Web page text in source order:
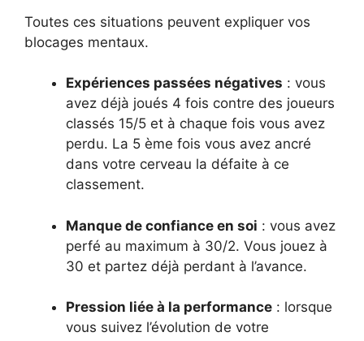
Toutes ces situations peuvent expliquer vos
blocages mentaux.
Expériences passées négatives : vous
avez déjà joués 4 fois contre des joueurs
classés 15/5 et à chaque fois vous avez
perdu. La 5 ème fois vous avez ancré
dans votre cerveau la défaite à ce
classement.
Manque de confiance en soi : vous avez
perfé au maximum à 30/2. Vous jouez à
30 et partez déjà perdant à l’avance.
Pression liée à la performance : lorsque
vous suivez l’évolution de votre